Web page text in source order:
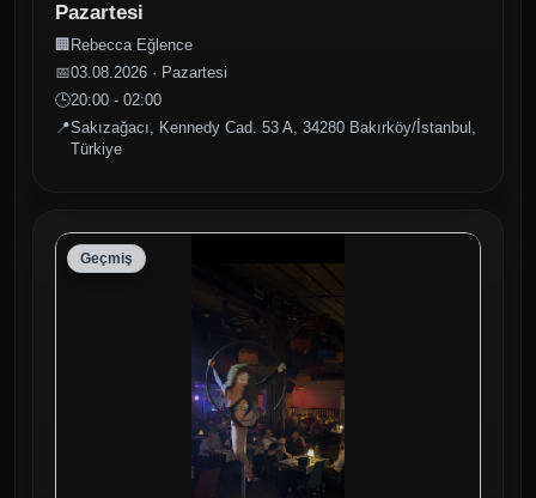
Pazartesi
🏢 Rebecca Eğlence
📅03.08.2026 · Pazartesi
🕒20:00 - 02:00
📍Sakızağacı, Kennedy Cad. 53 A, 34280 Bakırköy/İstanbul,
Türkiye
Geçmiş